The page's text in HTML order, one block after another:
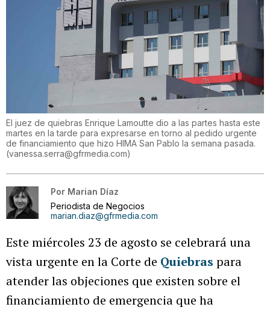
El juez de quiebras Enrique Lamoutte dio a las partes hasta este
martes en la tarde para expresarse en torno al pedido urgente
de financiamiento que hizo HIMA San Pablo la semana pasada.
(vanessa.serra@gfrmedia.com)
Por Marian Díaz
Periodista de Negocios
marian.diaz@gfrmedia.com
Este miércoles 23 de agosto se celebrará una
vista urgente en la Corte de Quiebras para
atender las objeciones que existen sobre el
financiamiento de emergencia que ha